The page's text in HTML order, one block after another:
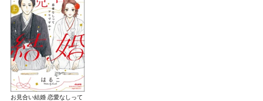
お見合い結婚 恋愛なしって